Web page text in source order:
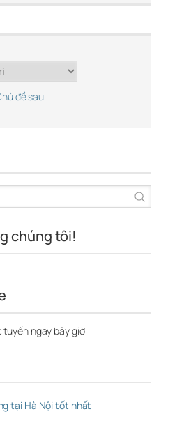
đề sau
chúng tôi!
ngay bây giờ
tại Hà Nội tốt nhất